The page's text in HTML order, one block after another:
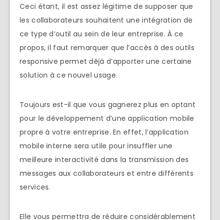
Ceci étant, il est assez légitime de supposer que
les collaborateurs souhaitent une intégration de
ce type d’outil au sein de leur entreprise. À ce
propos, il faut remarquer que l’accès à des outils
responsive permet déjà d’apporter une certaine
solution à ce nouvel usage.
Toujours est-il que vous gagnerez plus en optant
pour le développement d’une application mobile
propre à votre entreprise. En effet, l’application
mobile interne sera utile pour insuffler une
meilleure interactivité dans la transmission des
messages aux collaborateurs et entre différents
services.
Elle vous permettra de réduire considérablement